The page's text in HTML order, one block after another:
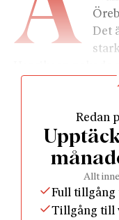
Det
Henrikson pekade
sett har funnits
uppmärksammat i
Det är nästan bara
frikyrklig
exempelvis i fallet
Petersson, som
offentligheten –
Redan
Allt
Full tillgång
Tillgång till